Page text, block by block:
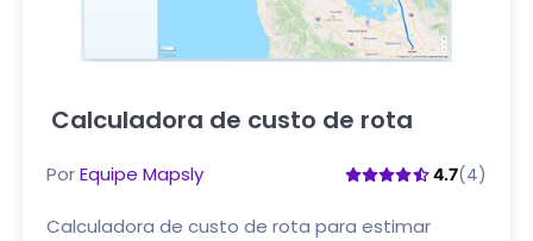
Calculadora de custo de rota
PorEquipe Mapsly 4.7(4)
Calculadora de custo de rota para estimar
Clique aqui